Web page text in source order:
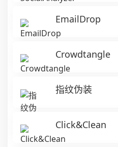
EmailDrop
Crowdtangle
指纹伪装
Click&Clean